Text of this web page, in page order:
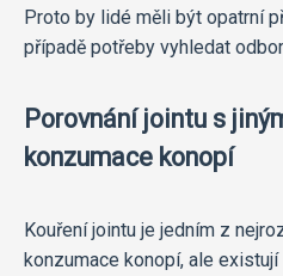
Proto by lidé měli být opatrní
případě potřeby vyhledat
Porovnání jointu s
konzumace konopí
Kouření jointu je jedním z
konzumace konopí, ale